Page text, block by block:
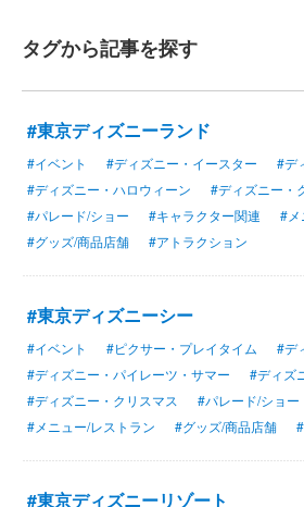
タグから記事を探す
#東京ディズニーランド
#イベント #ディズニー・イースター
#デ
#ディズニー・ハロウィーン
#ディズニー・
#パレード/ショー
#キャラクター関連
#メ
#グッズ/商品店舗
#アトラクション
#東京ディズニーシー
#イベント #ピクサー・プレイタイム
#デ
#ディズニー・パイレーツ・サマー
#ディズ
#ディズニー・クリスマス
#パレード/ショー
#メニュー/レストラン
#グッズ/商品店舗
#東京ディズニーリゾート